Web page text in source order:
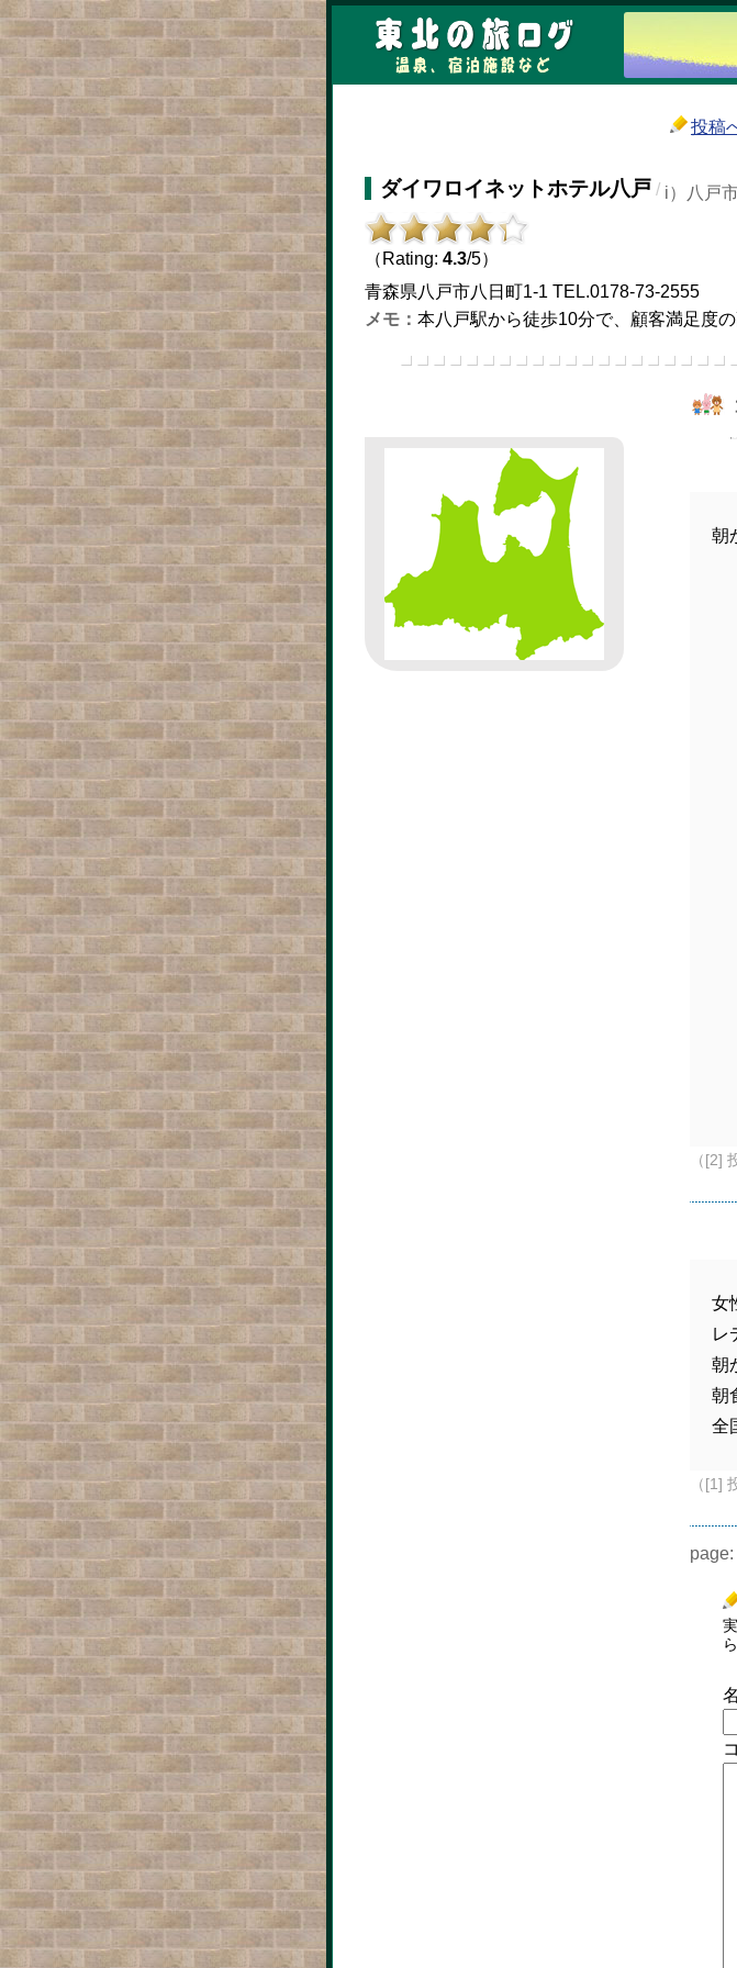
投稿
ダイワロイネットホテル八戸 / i）八戸
（Rating: 4.3/5）
青森県八戸市八日町1-1 TEL.0178-73-2555
本八戸駅から徒歩10分で、顧客満足度
朝
（[2]
女
レ
朝
朝
全
（[1]
page: